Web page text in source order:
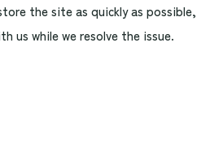
the site as quickly as possible,
us while we resolve the issue.